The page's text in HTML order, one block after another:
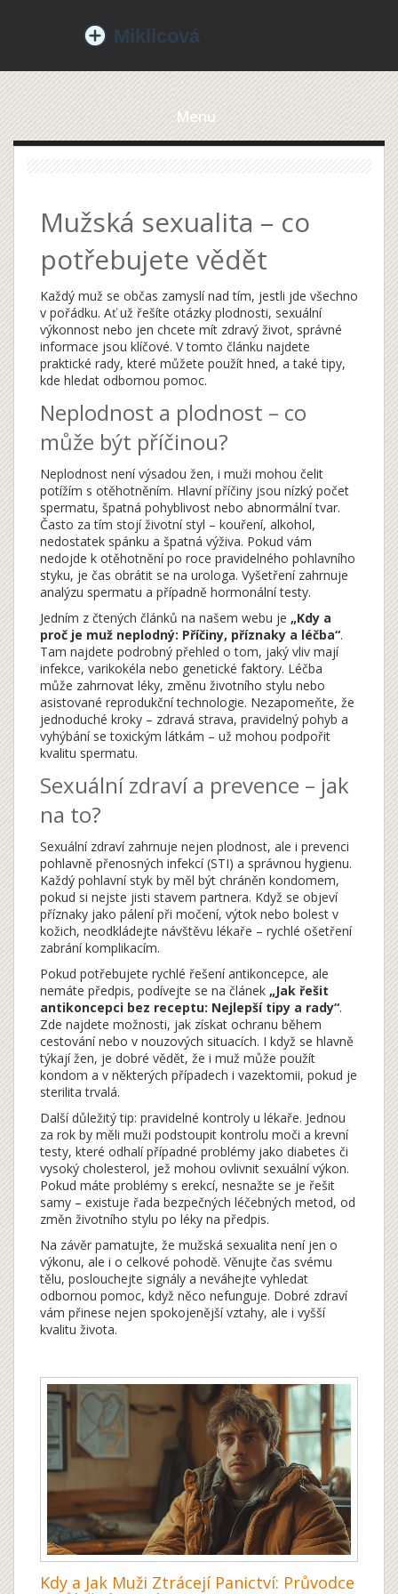
Menu
Mužská sexualita – co
potřebujete vědět
Každý muž se občas zamyslí nad tím, jestli jde všechno
v pořádku. Ať už řešíte otázky plodnosti, sexuální
výkonnost nebo jen chcete mít zdravý život, správné
informace jsou klíčové. V tomto článku najdete
praktické rady, které můžete použít hned, a také tipy,
kde hledat odbornou pomoc.
Neplodnost a plodnost – co
může být příčinou?
Neplodnost není výsadou žen, i muži mohou čelit
potížím s otěhotněním. Hlavní příčiny jsou nízký počet
spermatu, špatná pohyblivost nebo abnormální tvar.
Často za tím stojí životní styl – kouření, alkohol,
nedostatek spánku a špatná výživa. Pokud vám
nedojde k otěhotnění po roce pravidelného pohlavního
styku, je čas obrátit se na urologa. Vyšetření zahrnuje
analýzu spermatu a případně hormonální testy.
Jedním z čtených článků na našem webu je „Kdy a
proč je muž neplodný: Příčiny, příznaky a léčba“.
Tam najdete podrobný přehled o tom, jaký vliv mají
infekce, varikokéla nebo genetické faktory. Léčba
může zahrnovat léky, změnu životního stylu nebo
asistované reprodukční technologie. Nezapomeňte, že
jednoduché kroky – zdravá strava, pravidelný pohyb a
vyhýbání se toxickým látkám – už mohou podpořit
kvalitu spermatu.
Sexuální zdraví a prevence – jak
na to?
Sexuální zdraví zahrnuje nejen plodnost, ale i prevenci
pohlavně přenosných infekcí (STI) a správnou hygienu.
Každý pohlavní styk by měl být chráněn kondomem,
pokud si nejste jisti stavem partnera. Když se objeví
příznaky jako pálení při močení, výtok nebo bolest v
kožich, neodkládejte návštěvu lékaře – rychlé ošetření
zabrání komplikacím.
Pokud potřebujete rychlé řešení antikoncepce, ale
nemáte předpis, podívejte se na článek „Jak řešit
antikoncepci bez receptu: Nejlepší tipy a rady“.
Zde najdete možnosti, jak získat ochranu během
cestování nebo v nouzových situacích. I když se hlavně
týkají žen, je dobré vědět, že i muž může použít
kondom a v některých případech i vazektomii, pokud je
sterilita trvalá.
Další důležitý tip: pravidelné kontroly u lékaře. Jednou
za rok by měli muži podstoupit kontrolu moči a krevní
testy, které odhalí případné problémy jako diabetes či
vysoký cholesterol, jež mohou ovlivnit sexuální výkon.
Pokud máte problémy s erekcí, nesnažte se je řešit
samy – existuje řada bezpečných léčebných metod, od
změn životního stylu po léky na předpis.
Na závěr pamatujte, že mužská sexualita není jen o
výkonu, ale i o celkové pohodě. Věnujte čas svému
tělu, poslouchejte signály a neváhejte vyhledat
odbornou pomoc, když něco nefunguje. Dobré zdraví
vám přinese nejen spokojenější vztahy, ale i vyšší
kvalitu života.
Kdy a Jak Muži Ztrácejí Panictví: Průvodce